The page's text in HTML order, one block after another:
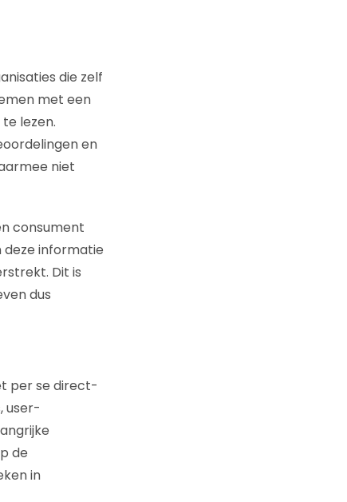
die zelf
met een
lezen.
en
niet
consument
deze informatie
Dit is
dus
per se direct-
user-
de
in